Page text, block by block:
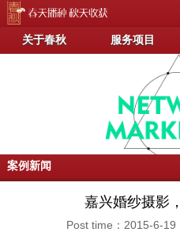
关于春秋 服务项目
案例新闻
嘉兴婚纱摄影
Post time：2015-6-